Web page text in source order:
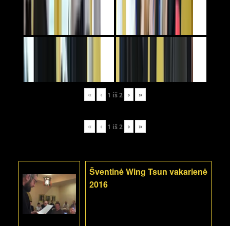
« ‹ 1 iš2 › »
« ‹ 1 iš2 › »
Šventinė Wing Tsun vakarienė
2016